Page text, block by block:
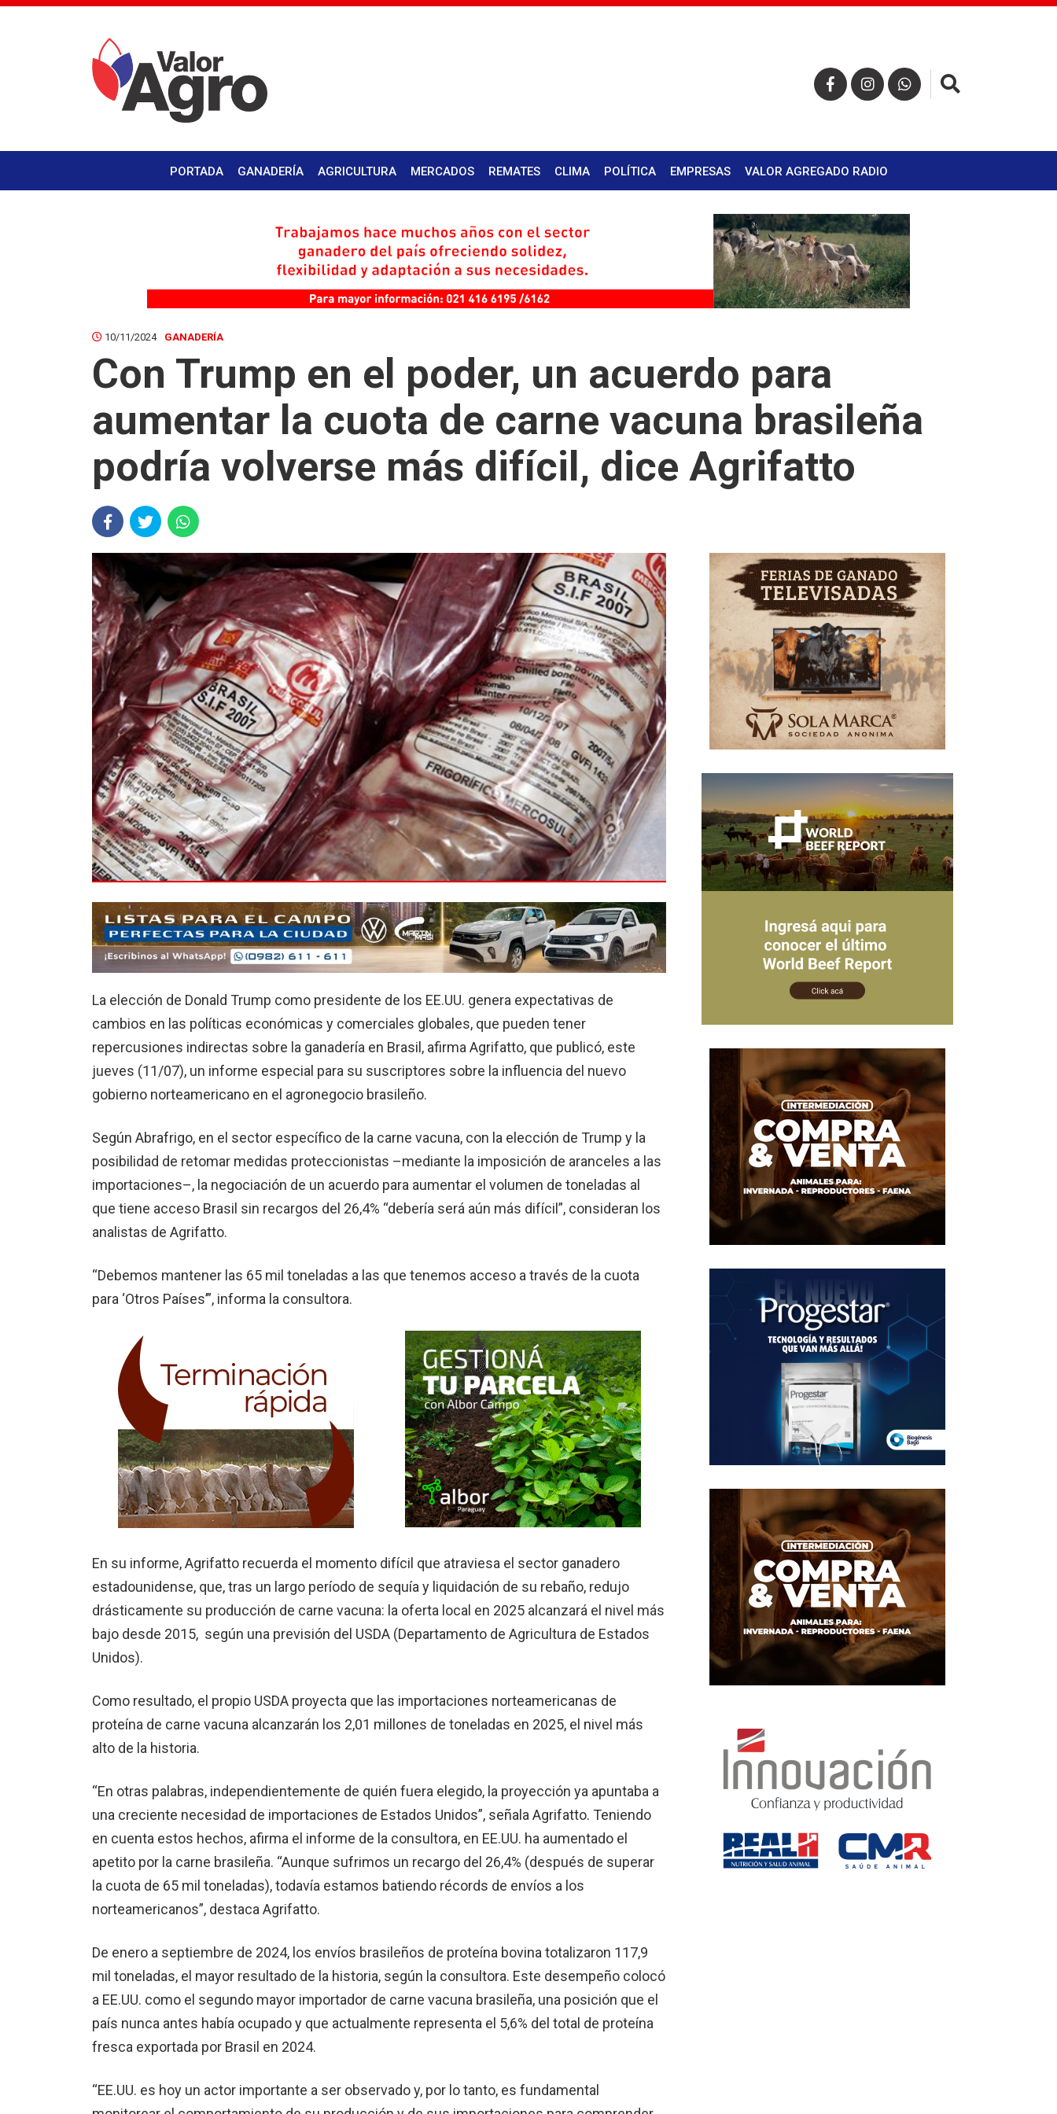
PORTADA GANADERÍA AGRICULTURA MERCADOS REMATES CLIMA POLÍTICA EMPRESAS VALOR AGREGADO RADIO
10/11/2024 GANADERÍA
Con Trump en el poder, un acuerdo para
aumentar la cuota de carne vacuna brasileña
podría volverse más difícil, dice Agrifatto
La elección de Donald Trump como presidente de los EE.UU. genera expectativas de
cambios en las políticas económicas y comerciales globales, que pueden tener
repercusiones indirectas sobre la ganadería en Brasil, afirma Agrifatto, que publicó, este
jueves (11/07), un informe especial para su suscriptores sobre la influencia del nuevo
gobierno norteamericano en el agronegocio brasileño.
Según Abrafrigo, en el sector específico de la carne vacuna, con la elección de Trump y la
posibilidad de retomar medidas proteccionistas –mediante la imposición de aranceles a las
importaciones–, la negociación de un acuerdo para aumentar el volumen de toneladas al
que tiene acceso Brasil sin recargos del 26,4% “debería será aún más difícil”, consideran los
analistas de Agrifatto.
“Debemos mantener las 65 mil toneladas a las que tenemos acceso a través de la cuota
para ‘Otros Países’”, informa la consultora.
En su informe, Agrifatto recuerda el momento difícil que atraviesa el sector ganadero
estadounidense, que, tras un largo período de sequía y liquidación de su rebaño, redujo
drásticamente su producción de carne vacuna: la oferta local en 2025 alcanzará el nivel más
bajo desde 2015, según una previsión del USDA (Departamento de Agricultura de Estados
Unidos).
Como resultado, el propio USDA proyecta que las importaciones norteamericanas de
proteína de carne vacuna alcanzarán los 2,01 millones de toneladas en 2025, el nivel más
alto de la historia.
“En otras palabras, independientemente de quién fuera elegido, la proyección ya apuntaba a
una creciente necesidad de importaciones de Estados Unidos”, señala Agrifatto. Teniendo
en cuenta estos hechos, afirma el informe de la consultora, en EE.UU. ha aumentado el
apetito por la carne brasileña. “Aunque sufrimos un recargo del 26,4% (después de superar
la cuota de 65 mil toneladas), todavía estamos batiendo récords de envíos a los
norteamericanos”, destaca Agrifatto.
De enero a septiembre de 2024, los envíos brasileños de proteína bovina totalizaron 117,9
mil toneladas, el mayor resultado de la historia, según la consultora. Este desempeño colocó
a EE.UU. como el segundo mayor importador de carne vacuna brasileña, una posición que el
país nunca antes había ocupado y que actualmente representa el 5,6% del total de proteína
fresca exportada por Brasil en 2024.
“EE.UU. es hoy un actor importante a ser observado y, por lo tanto, es fundamental